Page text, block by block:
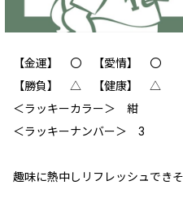
【金運】 〇 【愛情】 ‪〇
【勝負】 △ 【健康】 △
＜ラッキーカラー＞ 紺
＜ラッキーナンバー＞ 3
趣味に熱中しリフレッシュでき